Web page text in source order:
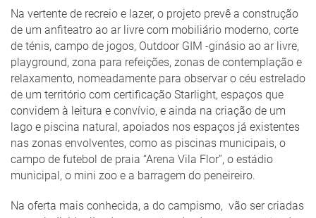
Na vertente de recreio e lazer, o projeto prevê a construção
de um anfiteatro ao ar livre com mobiliário moderno, corte
de ténis, campo de jogos, Outdoor GIM -ginásio ao ar livre,
playground, zona para refeições, zonas de contemplação e
relaxamento, nomeadamente para observar o céu estrelado
de um território com certificação Starlight, espaços que
convidem à leitura e convívio, e ainda na criação de um
lago e piscina natural, apoiados nos espaços já existentes
nas zonas envolventes, como as piscinas municipais, o
campo de futebol de praia “Arena Vila Flor”, o estádio
municipal, o mini zoo e a barragem do peneireiro.
Na oferta mais conhecida, a do campismo, vão ser criadas